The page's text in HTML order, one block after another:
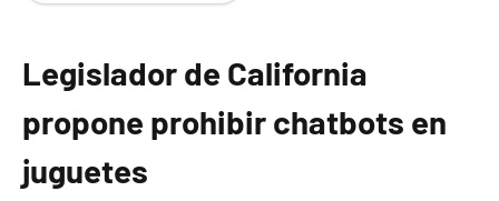
Legislador de California
propone prohibir chatbots en
juguetes